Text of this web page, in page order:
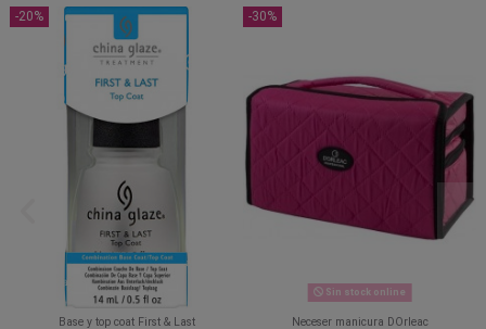
-20%
Base y top coat First & Last
-30%
Sin stock online
Neceser manicura DOrleac